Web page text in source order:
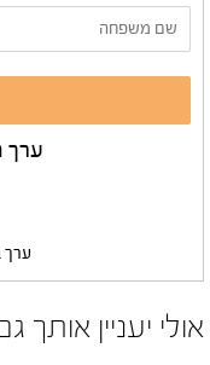
ערך
ערך
אולי יעניין אותך